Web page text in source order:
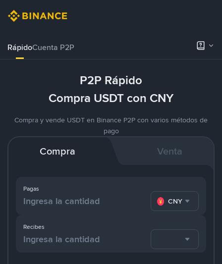
RápidoCuenta P2P
P2P Rápido
Compra USDT con CNY
Compra y vende USDT en Binance P2P con varios métodos de
pago
Compra Venta
Pagas
CNY
Recibes